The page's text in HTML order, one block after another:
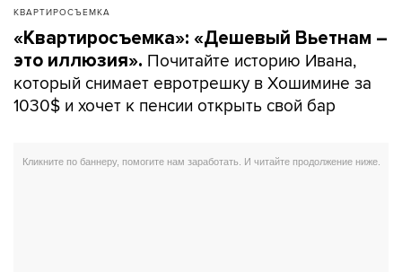
КВАРТИРОСЪЕМКА
«Квартиросъемка»: «Дешевый Вьетнам –
это иллюзия». Почитайте историю Ивана,
который снимает евротрешку в Хошимине за
1030$ и хочет к пенсии открыть свой бар